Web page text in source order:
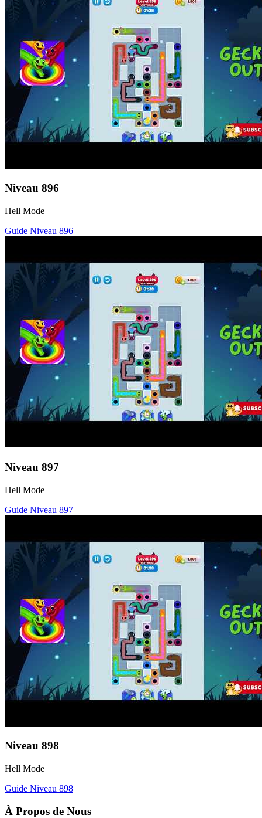
Niveau 896
Hell Mode
Guide Niveau 896
Niveau 897
Hell Mode
Guide Niveau 897
Niveau 898
Hell Mode
Guide Niveau 898
À Propos de Nous